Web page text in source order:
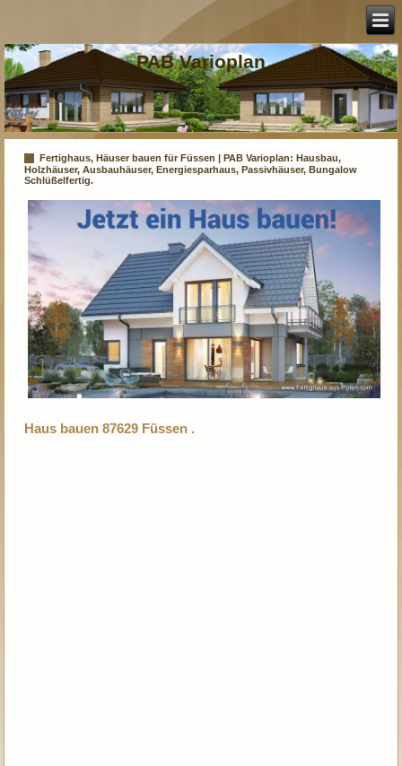
PAB Varioplan
Fertighaus, Häuser bauen für Füssen | PAB Varioplan: Hausbau,
Holzhäuser, Ausbauhäuser, Energiesparhaus, Passivhäuser, Bungalow
Schlüßelfertig.
Haus bauen 87629 Füssen .